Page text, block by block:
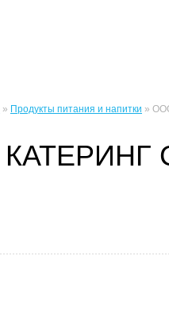
» Продукты питания и напитки »